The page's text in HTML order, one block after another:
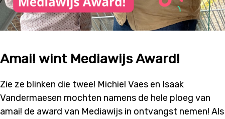
Amai! wint Mediawijs Award!
Zie ze blinken die twee! Michiel Vaes en Isaak
Vandermaesen mochten namens de hele ploeg van
amai! de award van Mediawijs in ontvangst nemen! Als